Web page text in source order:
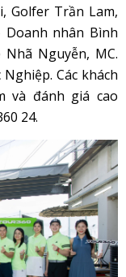
Golfer Trần Lam,
Doanh nhân Bình
Nguyễn, MC.
Các khách
và đánh giá cao
24.